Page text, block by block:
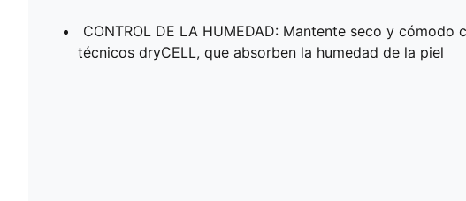
CONTROL DE LA HUMEDAD: Mantente seco y cómodo
técnicos dryCELL, que absorben la humedad de la piel